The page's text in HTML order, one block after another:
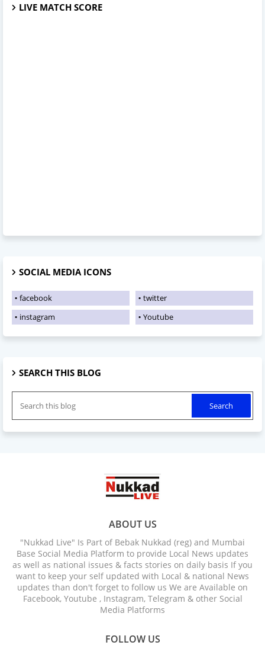
LIVE MATCH SCORE
SOCIAL MEDIA ICONS
facebook
twitter
instagram
Youtube
SEARCH THIS BLOG
ABOUT US
"Nukkad Live" Is Part of Bebak Nukkad (reg) and Mumbai
Base Social Media Platform to provide Local News updates
as well as national issues & facts stories on daily basis If you
want to keep your self updated with Local & national News
updates than don't forget to follow us We are Available on
Facebook, Youtube , Instagram, Telegram & other Social
Media Platforms
FOLLOW US